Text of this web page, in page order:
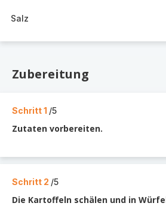
Salz
Zubereitung
Schritt 1 /5
Zutaten vorbereiten.
Schritt 2 /5
Die Kartoffeln schälen und in